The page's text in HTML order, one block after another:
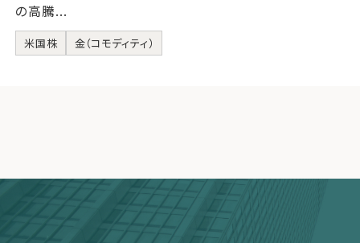
の高騰...
米国株 金（コモディティ）